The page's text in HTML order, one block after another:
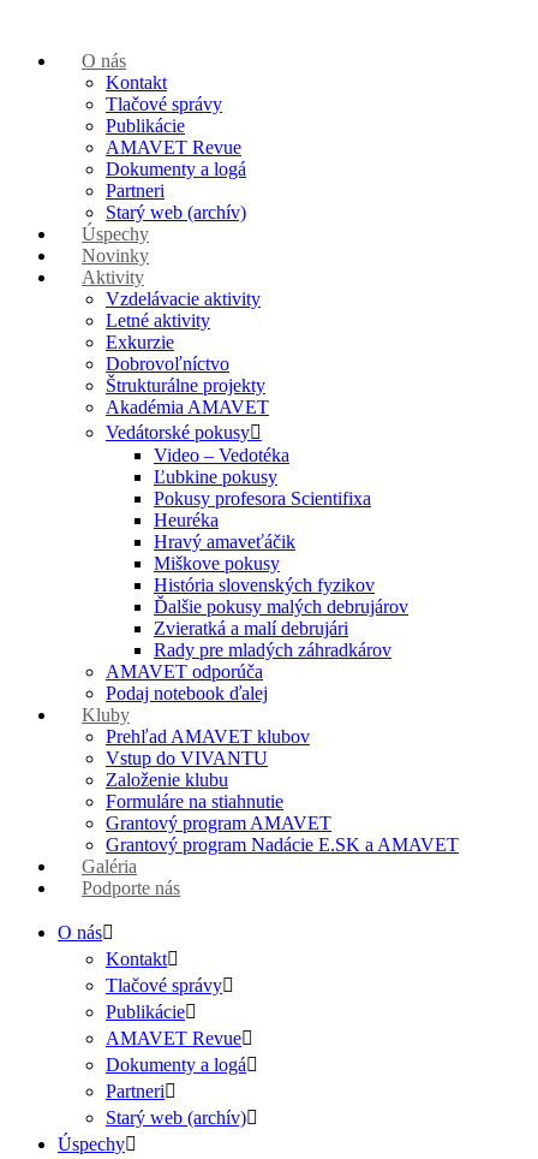
O nás
Kontakt
Tlačové správy
Publikácie
AMAVET Revue
Dokumenty a logá
Partneri
Starý web (archív)
Úspechy
Novinky
Aktivity
Vzdelávacie aktivity
Letné aktivity
Exkurzie
Dobrovoľníctvo
Štrukturálne projekty
Akadémia AMAVET
Vedátorské pokusy
Video – Vedotéka
Ľubkine pokusy
Pokusy profesora Scientifixa
Heuréka
Hravý amaveťáčik
Miškove pokusy
História slovenských fyzikov
Ďalšie pokusy malých debrujárov
Zvieratká a malí debrujári
Rady pre mladých záhradkárov
AMAVET odporúča
Podaj notebook ďalej
Kluby
Prehľad AMAVET klubov
Vstup do VIVANTU
Založenie klubu
Formuláre na stiahnutie
Grantový program AMAVET
Grantový program Nadácie E.SK a AMAVET
Galéria
Podporte nás
O nás
Kontakt
Tlačové správy
Publikácie
AMAVET Revue
Dokumenty a logá
Partneri
Starý web (archív)
Úspechy